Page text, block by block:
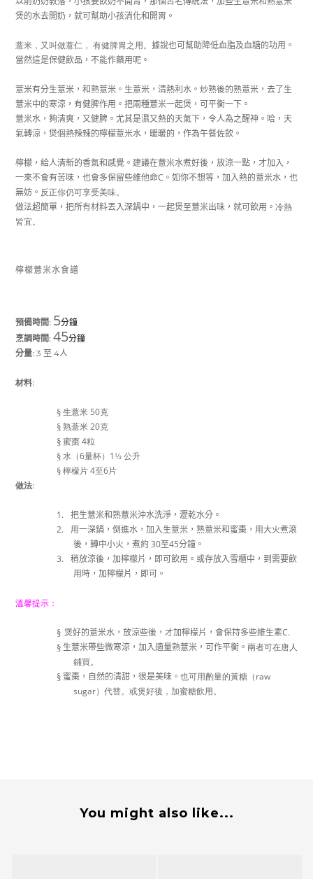
煲的水去開奶，就可幫助小孩消化和開胃。
薏米，又叫做薏仁， 有健脾胃之用。 據說也可幫助降低血脂及血糖的功用。
當然這是保健飲品，不能作藥用呢。
薏米有分生薏米，和熟薏米。生薏米，清熱利水。炒熟後的熟薏米，去了生
薏米中的寒涼，有健脾作用。 把兩種薏米一起煲，可平衡一下。
薏米水，夠清爽，又健脾。尤其是濕又熱的天氣下，令人為之醒神。哈，天
氣轉涼，煲個熱辣辣的檸檬薏米水，暖暖的，作為午餐佐飲。
檸檬，給人清新的香氣和感覺。建議在薏米水煮好後，放涼一點，才加入，
一來不會有苦味，也會多保留些維他命C 。如你不想等，加入熱的薏米水，也
無妨。 反正你仍可享受美味。
做法超簡單，把所有材料丟入深鍋中，一起煲至薏米出味，就可飲用。 冷熱
皆宜。
檸檬薏米水食譜
預備時間 : 5分鐘
烹調時間 :45分鐘
分量: 3 至 4人
材料:
§ 生薏米 50克
§ 熟薏米 20克
§ 蜜棗 4粒
§ 水（6量杯） 1 ½ 公升
§ 檸檬片 4至6片
做法:
1. 把生薏米和熟薏米沖水洗淨，瀝乾水分。
2.
用一深鍋，倒進水，加入生薏米，熟薏米和蜜棗，用大火煮滾
後，轉中小火，煮約 30至45分鐘。
3.
稍放涼後，加檸檬片，即可飲用。或存放入雪櫃中，到需要飲
用時，加檸檬片，即可。
溫馨提示：
§ 煲好的薏米水，放涼些後，才加檸檬片，會保持多些維生素C.
§ 生薏米帶些微寒涼，加入適量熟薏米，可作平衡。 兩者可在唐人
鋪買。
§ 蜜棗，自然的清甜，很是美味。 也可用酌量的黃糖（ raw
sugar）代替。或煲好後，加蜜糖飲用。
You might also like...